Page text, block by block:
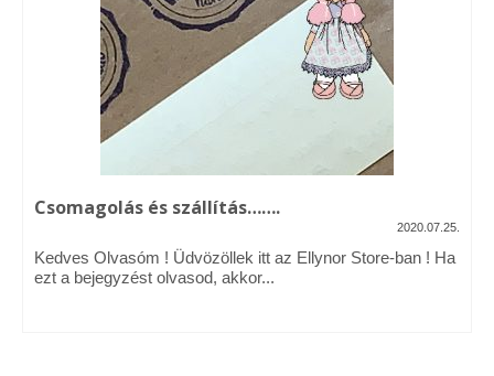
Vásárok, ahol velem is találkozhattál…
Alapanyagok, kellékek
A termékek tisztítása
Ellynor története
Adatkezelési tájékoztató
Általános Szerződési Feltételek
Csomagolás és szállítás…….
2020.07.25.
Kedves Olvasóm ! Üdvözöllek itt az Ellynor Store-ban ! Ha
ezt a bejegyzést olvasod, akkor...